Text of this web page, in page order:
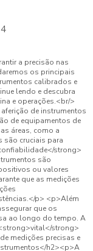
opera, como temperatura e umidade, podem exigir que a aferição seja realizada com mais regularidade.<br></p><p>Estabelecer uma periodicidade adequada para a aferição não só assegura medições precisas, mas também contribui para a longevidade dos instrumentos e a confiabilidade dos resultados obtidos.</p> <h2>Consequências da Falta de Aferição</h2><p>A falta de aferição regular de instrumentos pode resultar em diversas consequências negativas que afetam não apenas a qualidade dos produtos, mas também a segurança e a reputação da empresa. A seguir, estão algumas das principais consequências:</p> <p><strong>Erros de Medição:</strong> Instrumentos não aferidos podem apresentar desvios significativos, resultando em medições imprecisas. Isso pode levar a decisões erradas durante o processo de produção ou análises.</p> <p><strong>Perda de Qualidade:</strong> Produtos que não atendem aos padrões estabelecidos podem ser produzidos, resultando em baixa qualidade e possível retrabalho, o que afeta a satisfação do cliente e a imagem da marca.</p> <p><strong>Análise de Dados Comprometida:</strong> Medições imprecisas comprometem a integridade dos dados coletados para análises e relatórios. Isso pode impactar as estratégias e decisões de gestão, levando a erros críticos.</p> <p><strong>Risco de Segurança:</strong> Em áreas como saúde e engenharia, medições incorretas podem representar riscos significativos à segurança. Isso pode resultar em incidentes graves, incluindo acidentes e danos a pessoas e patrimônio.</p> <p><strong>Multas e Penalidades:</strong> Não conformidade com as regulamentações que exigem a aferição regular pode resultar em multas e penalidades, além de danos à reputação da empresa perante clientes e órgãos reguladores.</p> <p>Portanto, a falta de aferição não apenas compromete a eficiência operacional, mas também pode acarretar sérios riscos financeiros e legais para a empresa. Manter um cronograma rigoroso de aferição é essencial para garantir a precisão e a confiabilidade das medições.</p> <p>A aferição de instrumentos desempenha um papel fundamental na garantia de medições precisas, impactando diretamente a qualidade dos produtos e a segurança dos processos. Ao longo deste artigo, exploramos a definição de aferição, sua importância, métodos comuns, fatores que influenciam, periodicidade e as consequências de não realizar esse procedimento.</p><p>A importância de manter instrumentos aferidos não pode ser subestimada, uma vez que isso assegura resultados confiáveis e minimiza riscos em diversas indústrias. A aferição regular e adequada é um investimento que traz benefícios significativos a longo prazo.</p><p>Convidamos você a revisa